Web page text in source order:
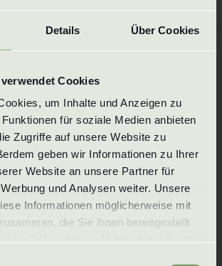
Details Über Cookies
Cookies
um Inhalte und Anzeigen zu
für soziale Medien anbieten
Zugriffe auf unsere Website zu
geben wir Informationen zu Ihrer
Website an unsere Partner für
und Analysen weiter. Unsere
Informationen möglicherweise mit
die Sie ihnen bereitgestellt
ett familjeföretag i Schwaben
erfarenhet av
3559
duesen.de
Co. KG